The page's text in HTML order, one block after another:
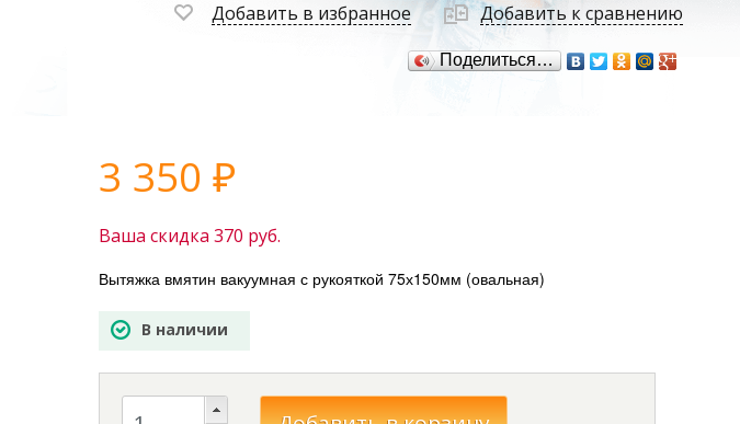
Добавить в избранное Добавить к сравнению
Поделиться…
3 350 ₽
Ваша скидка 370 руб.
Вытяжка вмятин вакуумная с рукояткой 75х150мм (овальная)
В наличии